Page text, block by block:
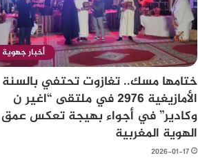
أخبار جهوية
ختامها مسك.. تغازوت تحتفي بالسنة
الأمازيغية 2976 في ملتقى “اغير ن
وكادير” في أجواء بهيجة تعكس عمق
الهوية المغربية
2026-01-17